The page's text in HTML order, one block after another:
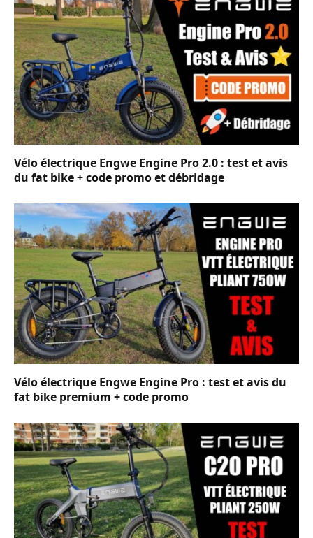
Vélo électrique Engwe Engine Pro 2.0 : test et avis
du fat bike + code promo et débridage
Vélo électrique Engwe Engine Pro : test et avis du
fat bike premium + code promo